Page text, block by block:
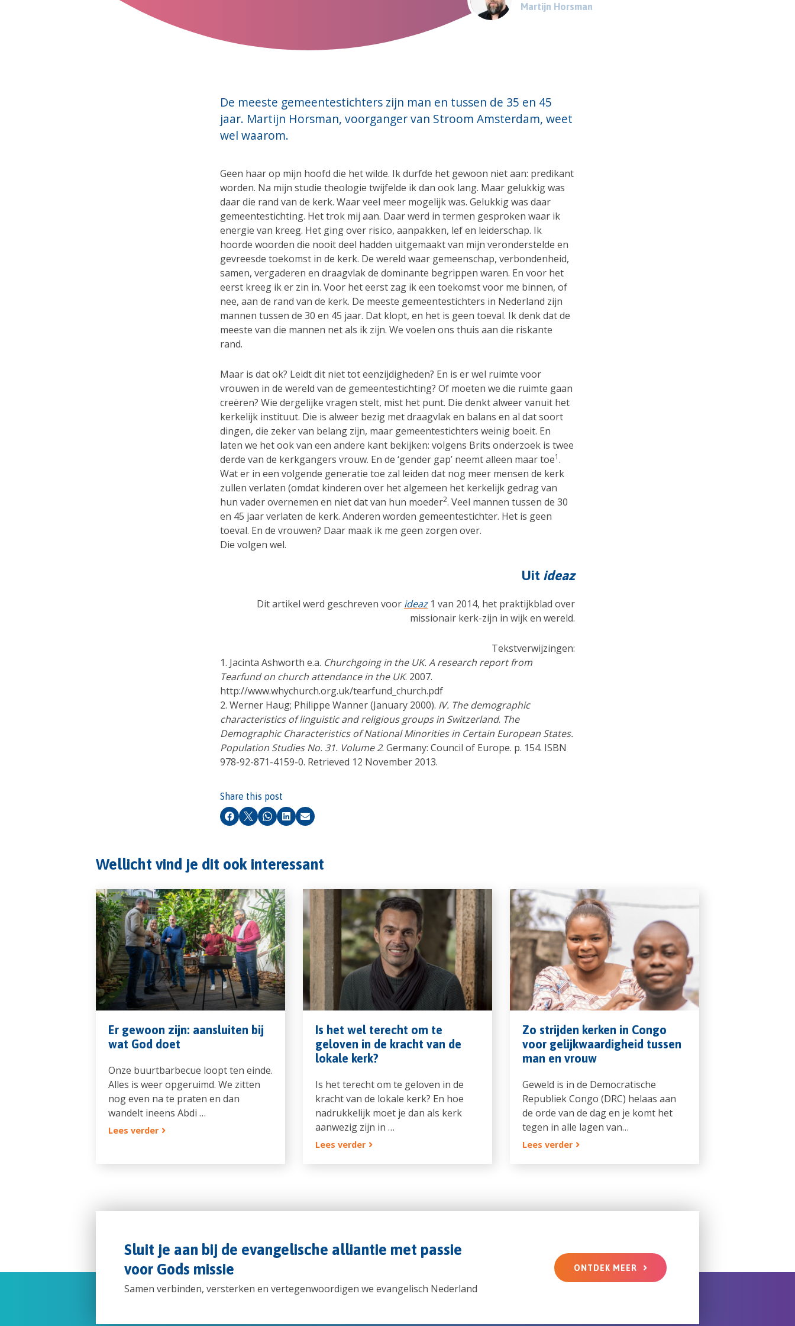
Martijn Horsman
De meeste gemeentestichters zijn man en tussen de 35 en 45
jaar. Martijn Horsman, voorganger van Stroom Amsterdam, weet
wel waarom.
Geen haar op mijn hoofd die het wilde. Ik durfde het gewoon niet aan: predikant
worden. Na mijn studie theologie twijfelde ik dan ook lang. Maar gelukkig was
daar die rand van de kerk. Waar veel meer mogelijk was. Gelukkig was daar
gemeentestichting. Het trok mij aan. Daar werd in termen gesproken waar ik
energie van kreeg. Het ging over risico, aanpakken, lef en leiderschap. Ik
hoorde woorden die nooit deel hadden uitgemaakt van mijn veronderstelde en
gevreesde toekomst in de kerk. De wereld waar gemeenschap, verbondenheid,
samen, vergaderen en draagvlak de dominante begrippen waren. En voor het
eerst kreeg ik er zin in. Voor het eerst zag ik een toekomst voor me binnen, of
nee, aan de rand van de kerk. De meeste gemeentestichters in Nederland zijn
mannen tussen de 30 en 45 jaar. Dat klopt, en het is geen toeval. Ik denk dat de
meeste van die mannen net als ik zijn. We voelen ons thuis aan die riskante
rand.
Maar is dat ok? Leidt dit niet tot eenzijdigheden? En is er wel ruimte voor
vrouwen in de wereld van de gemeentestichting? Of moeten we die ruimte gaan
creëren? Wie dergelijke vragen stelt, mist het punt. Die denkt alweer vanuit het
kerkelijk instituut. Die is alweer bezig met draagvlak en balans en al dat soort
dingen, die zeker van belang zijn, maar gemeentestichters weinig boeit. En
laten we het ook van een andere kant bekijken: volgens Brits onderzoek is twee
derde van de kerkgangers vrouw. En de ‘gender gap’ neemt alleen maar toe1.
Wat er in een volgende generatie toe zal leiden dat nog meer mensen de kerk
zullen verlaten (omdat kinderen over het algemeen het kerkelijk gedrag van
hun vader overnemen en niet dat van hun moeder2. Veel mannen tussen de 30
en 45 jaar verlaten de kerk. Anderen worden gemeentestichter. Het is geen
toeval. En de vrouwen? Daar maak ik me geen zorgen over.
Die volgen wel.
Uit ideaz
Dit artikel werd geschreven voor ideaz 1 van 2014, het praktijkblad over
missionair kerk-zijn in wijk en wereld.
Tekstverwijzingen:
1. Jacinta Ashworth e.a. Churchgoing in the UK. A research report from
Tearfund on church attendance in the UK. 2007.
http://www.whychurch.org.uk/tearfund_church.pdf
2. Werner Haug; Philippe Wanner (January 2000). IV. The demographic
characteristics of linguistic and religious groups in Switzerland. The
Demographic Characteristics of National Minorities in Certain European States.
Population Studies No. 31. Volume 2. Germany: Council of Europe. p. 154. ISBN
978-92-871-4159-0. Retrieved 12 November 2013.
Share this post
Facebook
X Whatsapp
LinkedIn
Email
Wellicht vind je dit ook interessant
Er gewoon zijn: aansluiten bij
wat God doet
Onze buurtbarbecue loopt ten einde.
Alles is weer opgeruimd. We zitten
nog even na te praten en dan
wandelt ineens Abdi …
Lees verder
Is het wel terecht om te
geloven in de kracht van de
lokale kerk?
Is het terecht om te geloven in de
kracht van de lokale kerk? En hoe
nadrukkelijk moet je dan als kerk
aanwezig zijn in …
Lees verder
Zo strijden kerken in Congo
voor gelijkwaardigheid tussen
man en vrouw
Geweld is in de Democratische
Republiek Congo (DRC) helaas aan
de orde van de dag en je komt het
tegen in alle lagen van…
Lees verder
Sluit je aan bij de evangelische alliantie met passie
voor Gods missie
Samen verbinden, versterken en vertegenwoordigen we evangelisch Nederland
ONTDEK MEER